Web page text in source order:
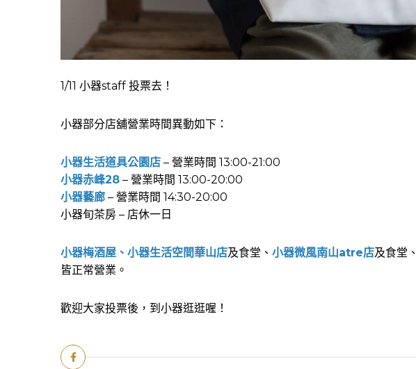
1/11 小器staff 投票去！
小器部分店舖營業時間異動如下：
小器生活道具公園店 – 營業時間 13:00-21:00
小器赤峰28 – 營業時間 13:00-20:00
小器藝廊 – 營業時間 14:30-20:00
小器旬茶房 – 店休一日
小器梅酒屋 、 小器生活空間華山店及食堂、 小器微風南山atre店及食堂、
皆正常營業。
歡迎大家投票後，到小器逛逛喔！